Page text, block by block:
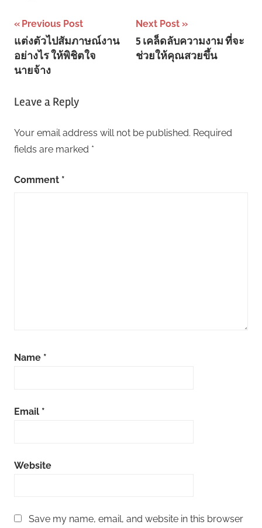
Post
navigation
Previous Post
แต่งตัวไปสัมภาษณ์งาน
อย่างไร ให้พิชิตใจ
นายจ้าง
Next Post
5 เคล็ดลับความงาม ที่จะ
ช่วยให้คุณสวยขึ้น
Leave a Reply
Your email address will not be published. Required
fields are marked *
Comment *
Name *
Email *
Website
Save my name, email, and website in this browser